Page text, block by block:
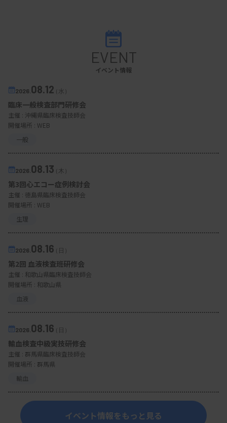
EVENT
イベント情報
2026. 08.12（水）
臨床一般検査部門研修会
主催 : 沖縄県臨床検査技師会
開催場所 : WEB
一般
2026. 08.13（木）
第3回心エコー症例検討会
主催 : 徳島県臨床検査技師会
開催場所 : WEB
生理
2026. 08.16（日）
第2回 血液検査班研修会
主催 : 和歌山県臨床検査技師会
開催場所 : 和歌山県
血液
2026. 08.16（日）
輸血検査中級実技研修会
主催 : 群馬県臨床検査技師会
開催場所 : 群馬県
輸血
イベント情報をもっと見る